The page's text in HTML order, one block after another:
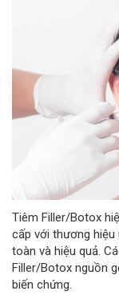
Tiêm Filler/Botox
cấp với thương hiệu
toàn và hiệu quả.
Filler/Botox nguồn
biến chứng.